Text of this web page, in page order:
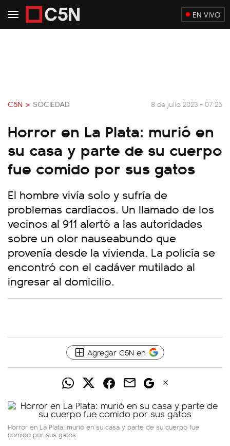
EN VIVO
C5N > SOCIEDAD 8 de julio 2023 - 07:25
Horror en La Plata: murió en
su casa y parte de su cuerpo
fue comido por sus gatos
El hombre vivía solo y sufría de
problemas cardíacos. Un llamado de los
vecinos al 911 alertó a las autoridades
sobre un olor nauseabundo que
provenía desde la vivienda. La policía se
encontró con el cadáver mutilado al
ingresar al domicilio.
Agregar C5N en
Horror en La Plata: murió en su casa y parte de su cuerpo fue
comido por sus gatos